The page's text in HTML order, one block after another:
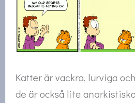
Katter är vackra, lurviga
de är också lite